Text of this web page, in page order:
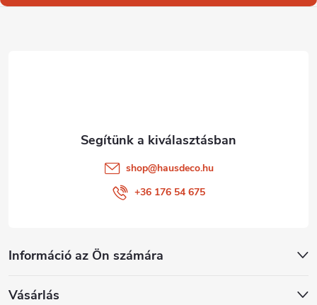
Információ az Ön számára
Vásárlás
shop@hausdeco.hu
+36 176 54 675